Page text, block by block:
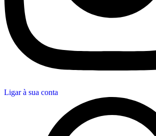
Ligar à sua conta